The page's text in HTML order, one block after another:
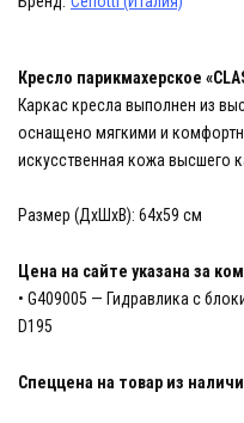
Кресло парикмахерское
Каркас кресла выполнен из
оснащено мягкими и
искусственная кожа высшего
Размер (ДхШхВ): 64х59 см
Цена на сайте указана за
• G409005 — Гидравлика с
D195
Спеццена на товар из